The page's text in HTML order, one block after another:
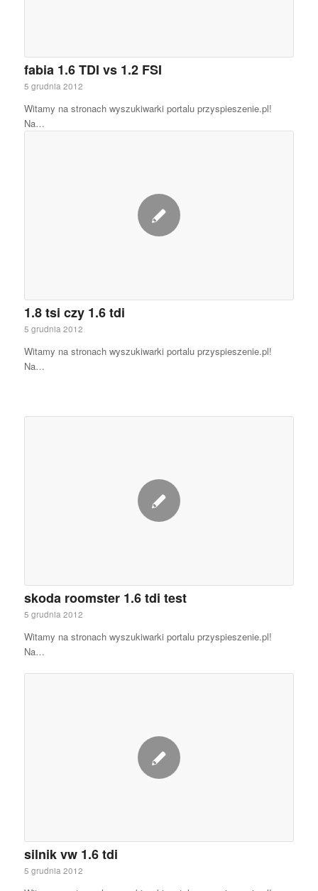
fabia 1.6 TDI vs 1.2 FSI
5 grudnia 2012
Witamy na stronach wyszukiwarki portalu przyspieszenie.pl!
Na…
1.8 tsi czy 1.6 tdi
5 grudnia 2012
Witamy na stronach wyszukiwarki portalu przyspieszenie.pl!
Na…
skoda roomster 1.6 tdi test
5 grudnia 2012
Witamy na stronach wyszukiwarki portalu przyspieszenie.pl!
Na…
silnik vw 1.6 tdi
5 grudnia 2012